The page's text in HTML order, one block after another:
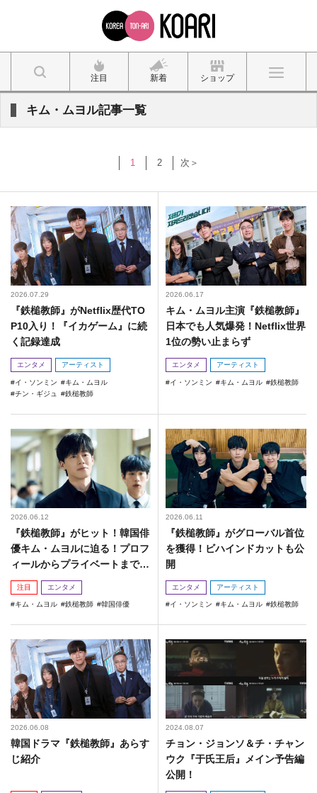
注目 新着 ショップ
キム・ムヨル記事一覧
1 2 次＞
2026.07.29
『鉄槌教師』がNetflix歴代TO
P10入り！『イカゲーム』に続
く記録達成
エンタメ アーティスト
イ・ソンミン
キム・ムヨル
チン・ギジュ
鉄槌教師
2026.06.17
キム・ムヨル主演『鉄槌教師』
日本でも人気爆発！Netflix世界
1位の勢い止まらず
エンタメ アーティスト
イ・ソンミン キム・ムヨル 鉄槌教師
2026.06.12
『鉄槌教師』がヒット！韓国俳
優キム・ムヨルに迫る！プロフ
ィールからプライベートまで徹
底解剖
注目 エンタメ
キム・ムヨル 鉄槌教師 韓国俳優
2026.06.11
『鉄槌教師』がグローバル首位
を獲得！ビハインドカットも公
開
エンタメ アーティスト
イ・ソンミン キム・ムヨル 鉄槌教師
2026.06.08
韓国ドラマ『鉄槌教師』あらす
じ紹介
2024.08.07
チョン・ジョンソ＆チ・チャン
ウク『于氏王后』メイン予告編
公開！